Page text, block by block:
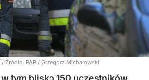
/ Źródło: PAP / Grzegorz Michałowski
tym blisko 150 uczestników